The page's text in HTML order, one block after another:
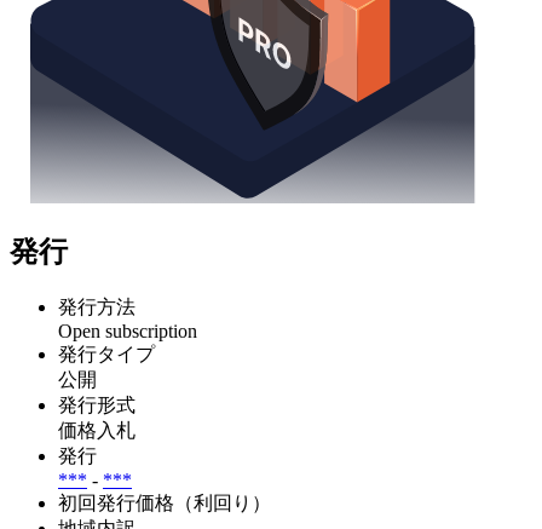
発行
発行方法
Open subscription
発行タイプ
公開
発行形式
価格入札
発行
*** - ***
初回発行価格（利回り）